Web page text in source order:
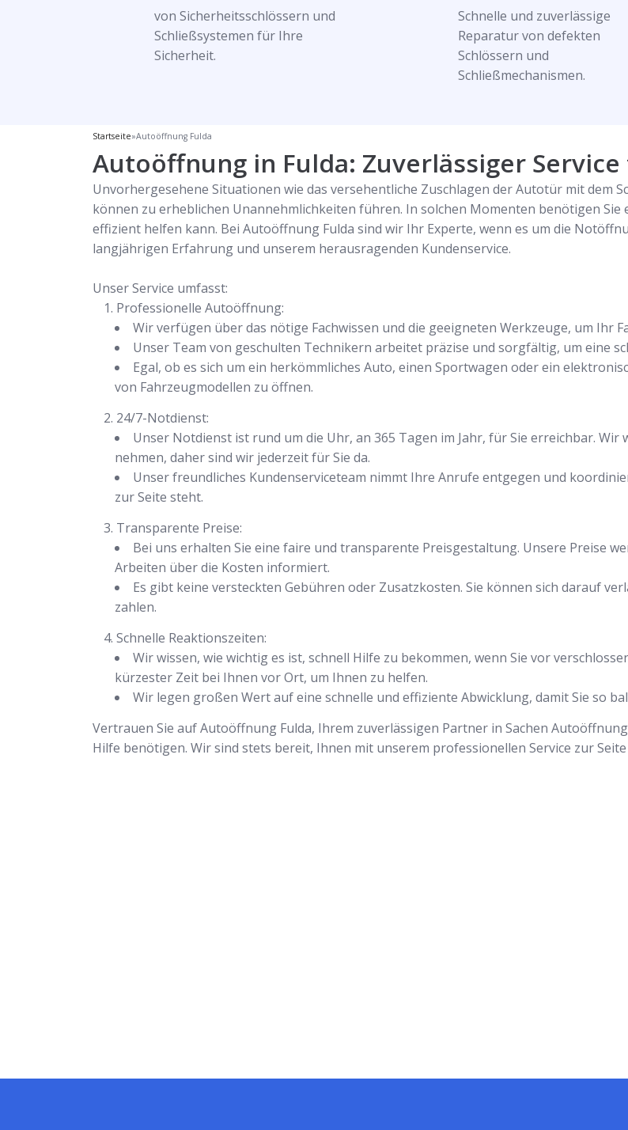
von Sicherheitsschlössern und
Schließsystemen für Ihre
Sicherheit.
Schnelle und zuverlässige
Reparatur von defekten
Schlössern und
Schließmechanismen.
Startseite»Autoöffnung Fulda
Autoöffnung in Fulda: Zuverlässiger
Unvorhergesehene Situationen wie das versehentliche Zuschlagen der Autotür mit dem
können zu erheblichen Unannehmlichkeiten führen. In solchen Momenten benötigen
effizient helfen kann. Bei Autoöffnung Fulda sind wir Ihr Experte, wenn es um die
langjährigen Erfahrung und unserem herausragenden Kundenservice.
Unser Service umfasst:
Professionelle Autoöffnung:
Wir verfügen über das nötige Fachwissen und die geeigneten Werkzeuge, um Ihr
Unser Team von geschulten Technikern arbeitet präzise und sorgfältig, um eine
Egal, ob es sich um ein herkömmliches Auto, einen Sportwagen oder ein
von Fahrzeugmodellen zu öffnen.
24/7-Notdienst:
Unser Notdienst ist rund um die Uhr, an 365 Tagen im Jahr, für Sie erreichbar.
nehmen, daher sind wir jederzeit für Sie da.
Unser freundliches Kundenserviceteam nimmt Ihre Anrufe entgegen und
zur Seite steht.
Transparente Preise:
Bei uns erhalten Sie eine faire und transparente Preisgestaltung. Unsere Preise
Arbeiten über die Kosten informiert.
Es gibt keine versteckten Gebühren oder Zusatzkosten. Sie können sich darauf
zahlen.
Schnelle Reaktionszeiten:
Wir wissen, wie wichtig es ist, schnell Hilfe zu bekommen, wenn Sie vor
kürzester Zeit bei Ihnen vor Ort, um Ihnen zu helfen.
Wir legen großen Wert auf eine schnelle und effiziente Abwicklung, damit Sie so
Vertrauen Sie auf Autoöffnung Fulda, Ihrem zuverlässigen Partner in Sachen
Hilfe benötigen. Wir sind stets bereit, Ihnen mit unserem professionellen Service zur